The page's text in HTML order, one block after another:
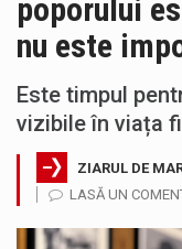
poporului
nu este
Este timpul
vizibile în viața
ZIARUL DE
LASĂ UN